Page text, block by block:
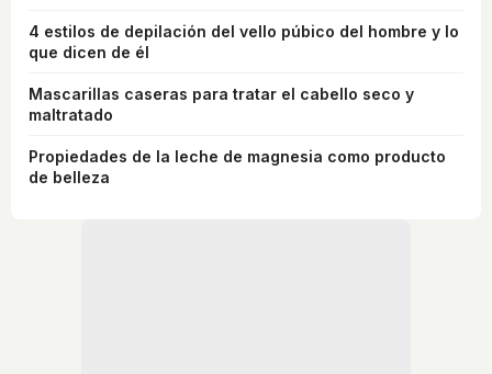
4 estilos de depilación del vello púbico del hombre y lo
que dicen de él
Mascarillas caseras para tratar el cabello seco y
maltratado
Propiedades de la leche de magnesia como producto
de belleza